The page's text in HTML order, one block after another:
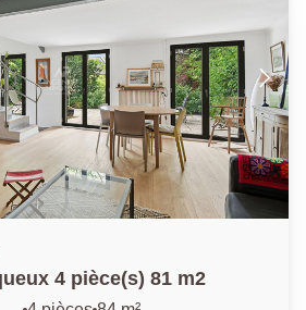
4 pièce(s) 81 m2